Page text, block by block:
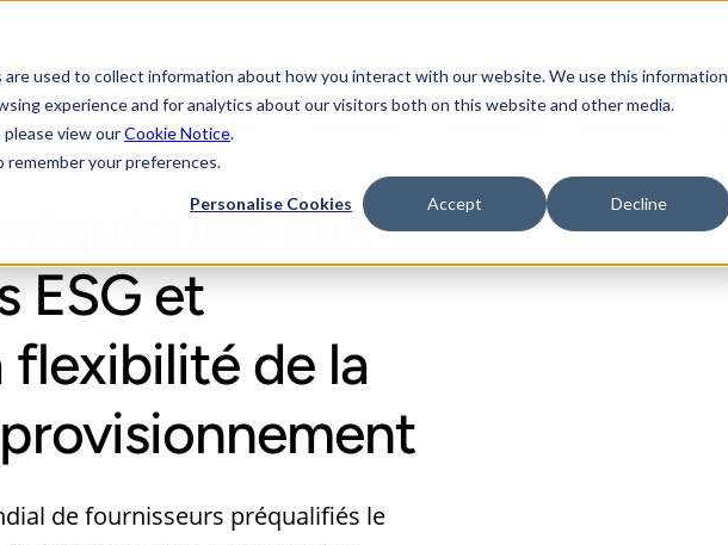
used to collect information about how you interact with our website. We use this information
experience and for analytics about our visitors both on this website and other media.
view ourCookie Notice.
remember your preferences.
Personalise Cookies Accept Decline
AchillesAI Plateforme
risques liés aux
ESG et
flexibilité de la
de fournisseurs préqualifiés le